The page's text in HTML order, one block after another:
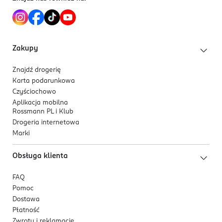
intensywnych lub ciemnych. To rozwiązanie nie
tylko wspomoże utrzymanie naturalnego koloru
poziomie, ale też dodatkowo odżywki płytkę
może wpłynąć na trwałość stylizacji.
Nakładanie lakieru kolorowego
cienką warstwę lakieru i pozwól jej wyschnąć.
Lakiery kryjące z linii Semilac Nail Lacquer kryją
trwa to około kilku minut.
żelowego wykończenia manicure. Pozwól
wyschnąć.
Zakupy
Znajdź drogerię
Karta podarunkowa
Czyściochowo
Aplikacja mobilna
Rossmann PL i Klub
Drogeria internetowa
Marki
Obsługa klienta
FAQ
Pomoc
Dostawa
Płatność